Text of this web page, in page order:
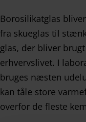
Borosilikatglas
fra skueglas til
glas, der bliver
erhvervslivet. I
bruges næsten
kan tåle store
overfor de fleste